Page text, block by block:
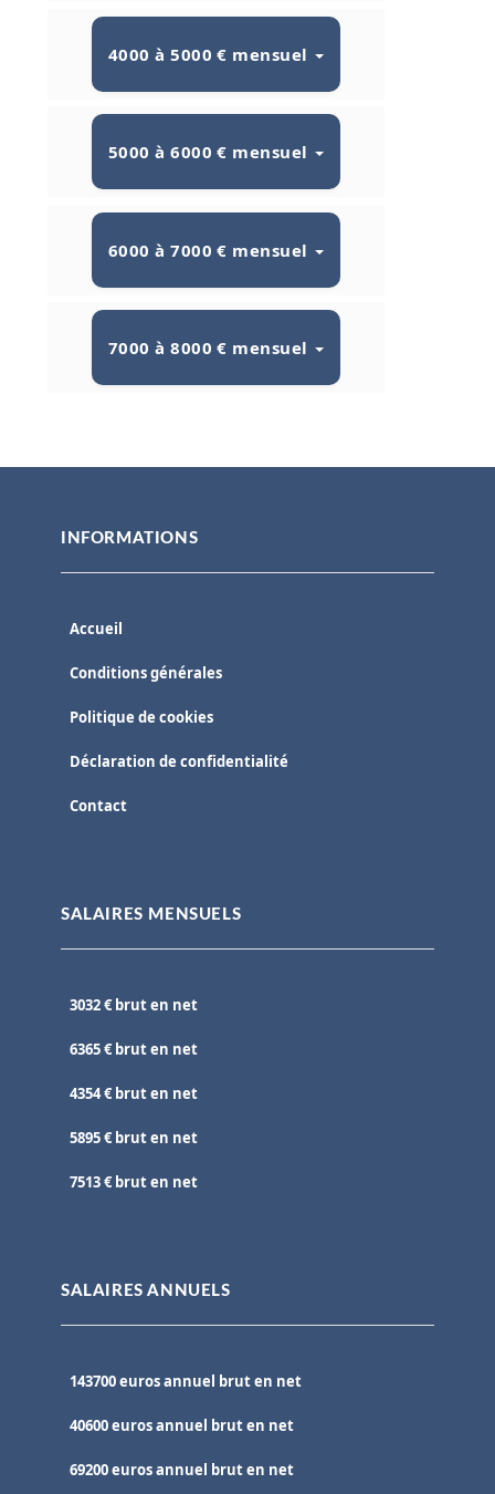
4000 à 5000 € mensuel
5000 à 6000 € mensuel
6000 à 7000 € mensuel
7000 à 8000 € mensuel
INFORMATIONS
Accueil
Conditions générales
Politique de cookies
Déclaration de confidentialité
Contact
SALAIRES MENSUELS
3032 € brut en net
6365 € brut en net
4354 € brut en net
5895 € brut en net
7513 € brut en net
SALAIRES ANNUELS
143700 euros annuel brut en net
40600 euros annuel brut en net
69200 euros annuel brut en net